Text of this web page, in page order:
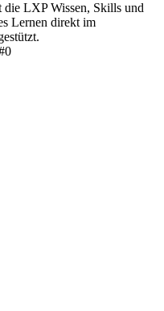
die LXP Wissen, Skills und
Lernen direkt im